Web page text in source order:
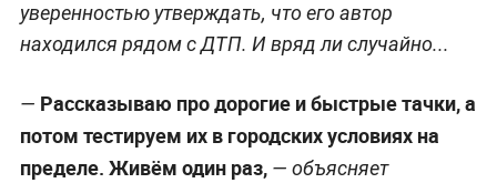
уверенностью утверждать, что его автор
находился рядом с ДТП. И вряд ли случайно...
— Рассказываю про дорогие и быстрые тачки, а
потом тестируем их в городских условиях на
пределе. Живём один раз,— объясняет